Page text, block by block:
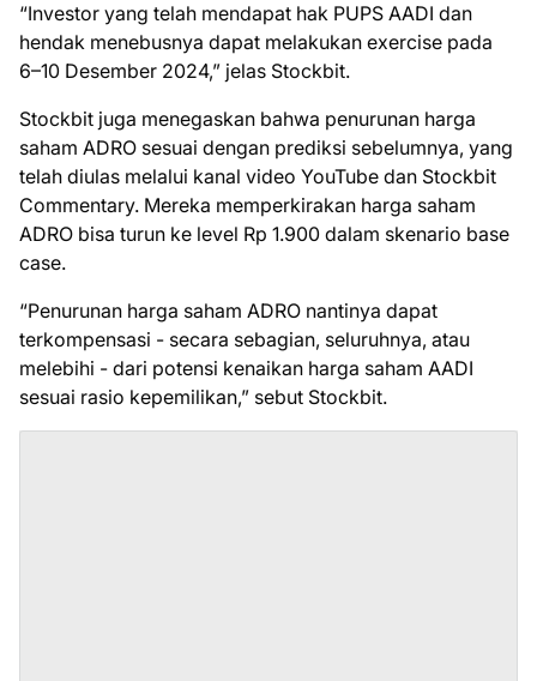
“Investor yang telah mendapat hak PUPS AADI dan
hendak menebusnya dapat melakukan exercise pada
6–10 Desember 2024,” jelas Stockbit.
Stockbit juga menegaskan bahwa penurunan harga
saham ADRO sesuai dengan prediksi sebelumnya, yang
telah diulas melalui kanal video YouTube dan Stockbit
Commentary. Mereka memperkirakan harga saham
ADRO bisa turun ke level Rp 1.900 dalam skenario base
case.
“Penurunan harga saham ADRO nantinya dapat
terkompensasi - secara sebagian, seluruhnya, atau
melebihi - dari potensi kenaikan harga saham AADI
sesuai rasio kepemilikan,” sebut Stockbit.